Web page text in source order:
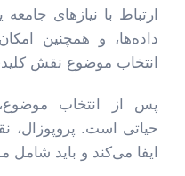
ارتباط با نیازهای
داده‌ها، و همچنین
انتخاب موضوع نقش
پس از انتخاب
حیاتی است. پروپوزال،
ایفا می‌کند و باید شامل